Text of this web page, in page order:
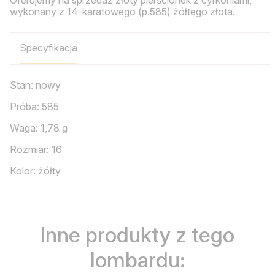
wykonany z 14-karatowego (p.585) żółtego złota.
Specyfikacja
Stan: nowy
Próba: 585
Waga: 1,78 g
Rozmiar: 16
Kolor: żółty
Inne produkty z tego
lombardu: